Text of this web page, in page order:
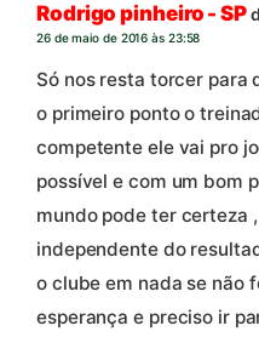
Rodrigo pinheiro - SP
26 de maio de 2016 às 23:58
Só nos resta torcer para
o primeiro ponto o
competente ele vai pro
possível e com um bom
mundo pode ter certeza
independente do
o clube em nada se não
esperança e preciso ir